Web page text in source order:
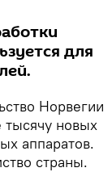
для
Норвегии
тысячу новых
аппаратов.
страны.